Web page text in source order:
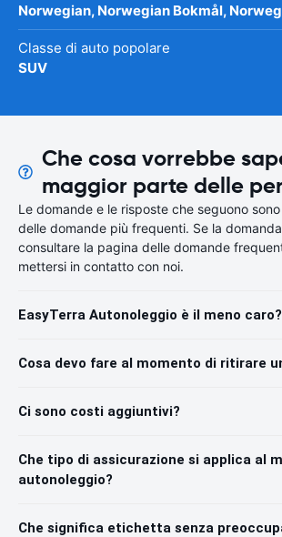
Norwegian, Norwegian Bokmål,
Classe di auto popolare
SUV
Che cosa vorrebbe
maggior parte delle
Le domande e le risposte che seguono
delle domande più frequenti. Se la
consultare la pagina delle domande
mettersi in contatto con noi.
EasyTerra Autonoleggio è il meno caro?
Cosa devo fare al momento di ritirare
Ci sono costi aggiuntivi?
Che tipo di assicurazione si applica al
autonoleggio?
Che significa etichetta senza